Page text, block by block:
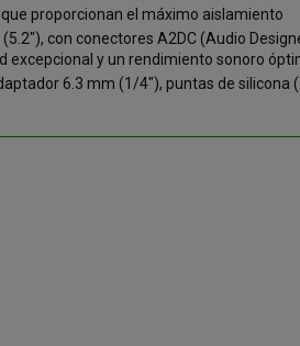
proporcionan el máximo aislamiento
con conectores A2DC (Audio
excepcional y un rendimiento sonoro
6.3 mm (1/4"), puntas de